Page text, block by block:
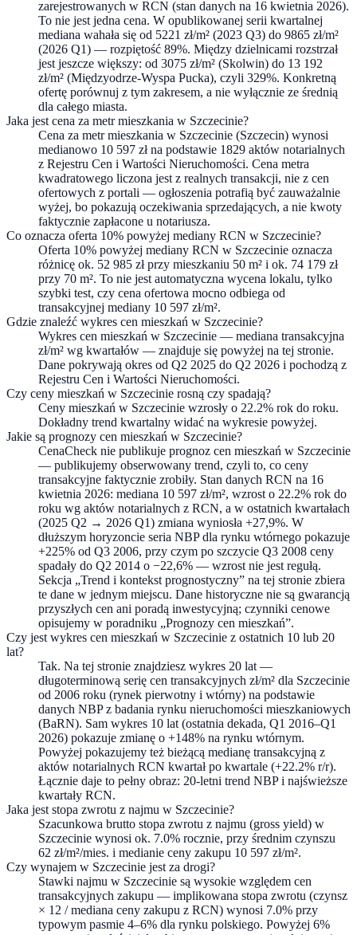
zarejestrowanych w RCN (stan danych na 16 kwietnia 2026).
To nie jest jedna cena. W opublikowanej serii kwartalnej
mediana wahała się od 5221 zł/m² (2023 Q3) do 9865 zł/m²
(2026 Q1) — rozpiętość 89%. Między dzielnicami rozstrzał
jest jeszcze większy: od 3075 zł/m² (Skolwin) do 13 192
zł/m² (Międzyodrze-Wyspa Pucka), czyli 329%. Konkretną
ofertę porównuj z tym zakresem, a nie wyłącznie ze średnią
dla całego miasta.
Jaka jest cena za metr mieszkania w Szczecinie?
Cena za metr mieszkania w Szczecinie (Szczecin) wynosi
medianowo 10 597 zł na podstawie 1829 aktów notarialnych
z Rejestru Cen i Wartości Nieruchomości. Cena metra
kwadratowego liczona jest z realnych transakcji, nie z cen
ofertowych z portali — ogłoszenia potrafią być zauważalnie
wyżej, bo pokazują oczekiwania sprzedających, a nie kwoty
faktycznie zapłacone u notariusza.
Co oznacza oferta 10% powyżej mediany RCN w Szczecinie?
Oferta 10% powyżej mediany RCN w Szczecinie oznacza
różnicę ok. 52 985 zł przy mieszkaniu 50 m² i ok. 74 179 zł
przy 70 m². To nie jest automatyczna wycena lokalu, tylko
szybki test, czy cena ofertowa mocno odbiega od
transakcyjnej mediany 10 597 zł/m².
Gdzie znaleźć wykres cen mieszkań w Szczecinie?
Wykres cen mieszkań w Szczecinie — mediana transakcyjna
zł/m² wg kwartałów — znajduje się powyżej na tej stronie.
Dane pokrywają okres od Q2 2025 do Q2 2026 i pochodzą z
Rejestru Cen i Wartości Nieruchomości.
Czy ceny mieszkań w Szczecinie rosną czy spadają?
Ceny mieszkań w Szczecinie wzrosły o 22.2% rok do roku.
Dokładny trend kwartalny widać na wykresie powyżej.
Jakie są prognozy cen mieszkań w Szczecinie?
CenaCheck nie publikuje prognoz cen mieszkań w Szczecinie
— publikujemy obserwowany trend, czyli to, co ceny
transakcyjne faktycznie zrobiły. Stan danych RCN na 16
kwietnia 2026: mediana 10 597 zł/m², wzrost o 22.2% rok do
roku wg aktów notarialnych z RCN, a w ostatnich kwartałach
(2025 Q2 → 2026 Q1) zmiana wyniosła +27,9%. W
dłuższym horyzoncie seria NBP dla rynku wtórnego pokazuje
+225% od Q3 2006, przy czym po szczycie Q3 2008 ceny
spadały do Q2 2014 o −22,6% — wzrost nie jest regułą.
Sekcja „Trend i kontekst prognostyczny” na tej stronie zbiera
te dane w jednym miejscu. Dane historyczne nie są gwarancją
przyszłych cen ani poradą inwestycyjną; czynniki cenowe
opisujemy w poradniku „Prognozy cen mieszkań”.
Czy jest wykres cen mieszkań w Szczecinie z ostatnich 10 lub 20
lat?
Tak. Na tej stronie znajdziesz wykres 20 lat —
długoterminową serię cen transakcyjnych zł/m² dla Szczecinie
od 2006 roku (rynek pierwotny i wtórny) na podstawie
danych NBP z badania rynku nieruchomości mieszkaniowych
(BaRN). Sam wykres 10 lat (ostatnia dekada, Q1 2016–Q1
2026) pokazuje zmianę o +148% na rynku wtórnym.
Powyżej pokazujemy też bieżącą medianę transakcyjną z
aktów notarialnych RCN kwartał po kwartale (+22.2% r/r).
Łącznie daje to pełny obraz: 20-letni trend NBP i najświeższe
kwartały RCN.
Jaka jest stopa zwrotu z najmu w Szczecinie?
Szacunkowa brutto stopa zwrotu z najmu (gross yield) w
Szczecinie wynosi ok. 7.0% rocznie, przy średnim czynszu
62 zł/m²/mies. i medianie ceny zakupu 10 597 zł/m².
Czy wynajem w Szczecinie jest za drogi?
Stawki najmu w Szczecinie są wysokie względem cen
transakcyjnych zakupu — implikowana stopa zwrotu (czynsz
× 12 / mediana ceny zakupu z RCN) wynosi 7.0% przy
typowym pasmie 4–6% dla rynku polskiego. Powyżej 6%